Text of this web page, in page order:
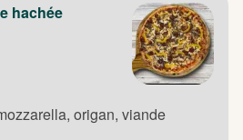
hachée
origan, viande